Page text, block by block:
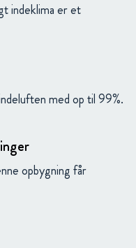
indeklima er et
med op til 99%.
opbygning får